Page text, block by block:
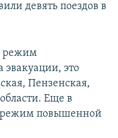
девять поездов в
режим
эвакуации, это
Пензенская,
Еще в
режим повышенной